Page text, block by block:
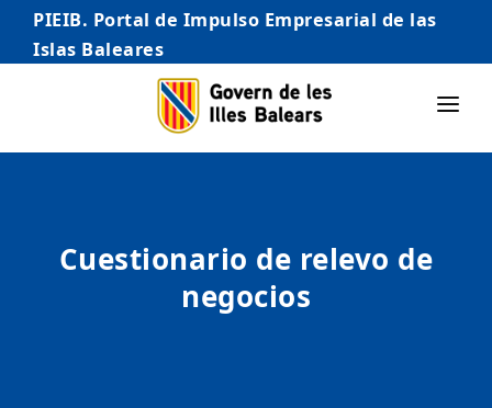
PIEIB. Portal de Impulso Empresarial de las
Islas Baleares
INICIO
AUTÓNOMO/AUTÓNOMA
Cuestionario de relevo de
negocios